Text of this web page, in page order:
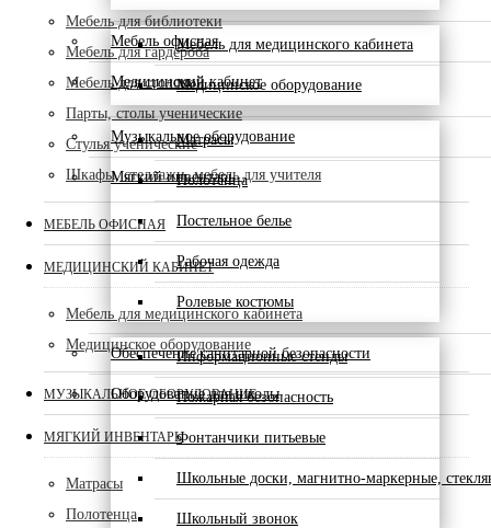
Мебель офисная
Медицинский кабинет
Мебель для медицинского кабинета
Медицинское оборудование
Музыкальное оборудование
Мягкий инвентарь
Матрасы
Полотенца
Постельное белье
Рабочая одежда
Ролевые костюмы
Обеспечение санитарной безопасности
Оборудование для школы
Информационные стенды
Пожарная безопасность
Фонтанчики питьевые
Школьные доски, магнитно-маркерные,
Школьный звонок
Мебель для библиотеки
Мебель для гардероба
Мебель для столовой
Парты, столы ученические
Стулья ученические
Шкафы, стеллажи, мебель для учителя
МЕБЕЛЬ ОФИСНАЯ
МЕДИЦИНСКИЙ КАБИНЕТ
Мебель для медицинского кабинета
Медицинское оборудование
МУЗЫКАЛЬНОЕ ОБОРУДОВАНИЕ
МЯГКИЙ ИНВЕНТАРЬ
Матрасы
Полотенца